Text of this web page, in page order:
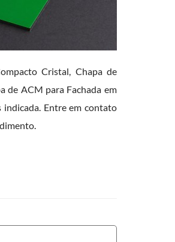
Cristal, Chapa de
de ACM para Fachada em
indicada. Entre em contato